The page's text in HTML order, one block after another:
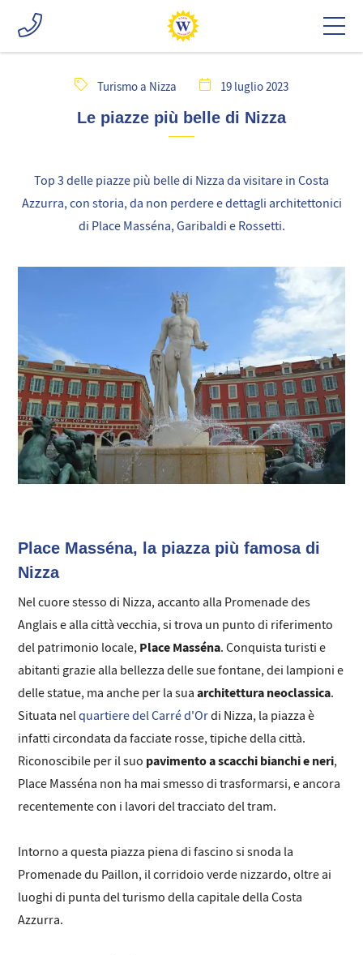
Turismo a Nizza 19 luglio 2023
Le piazze più belle di Nizza
Top 3 delle piazze più belle di Nizza da visitare in Costa
Azzurra, con storia, da non perdere e dettagli architettonici
di Place Masséna, Garibaldi e Rossetti.
Place Masséna, la piazza più famosa di
Nizza
Nel cuore stesso di Nizza, accanto alla Promenade des
Anglais e alla città vecchia, si trova un punto di riferimento
del patrimonio locale, Place Masséna. Conquista turisti e
abitanti grazie alla bellezza delle sue fontane, dei lampioni e
delle statue, ma anche per la suaarchitettura neoclassica.
Situata nelquartiere del Carré d'Ordi Nizza, la piazza è
infatti circondata da facciate rosse, tipiche della città.
Riconoscibile per il suo pavimento a scacchi bianchi e neri,
Place Masséna non ha mai smesso di trasformarsi, e ancora
recentemente con i lavori del tracciato del tram.
Intorno a questa piazza piena di fascino si snoda la
Promenade du Paillon, il corridoio verde nizzardo, oltre ai
luoghi di punta del turismo della capitale della Costa
Azzurra.